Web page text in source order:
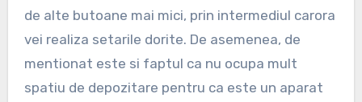
de alte butoane mai mici, prin intermediul carora
vei realiza setarile dorite. De asemenea, de
mentionat este si faptul ca nu ocupa mult
spatiu de depozitare pentru ca este un aparat